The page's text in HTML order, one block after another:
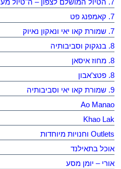
7. קאמפנג פט
7. שמורת קאו יאי ונאקון נאיוק
8. בנגקוק וסביבותיה
8. מחוז איסאן
8. פטצ'אבון
9. שמורת קאו יאי וסביבותיה
Ao Manao
Khao Lak
Outlets וחנויות מיוחדות
אוכל בתאילנד
אורי – יומן מסע